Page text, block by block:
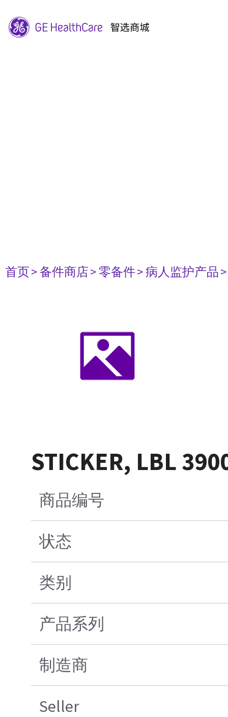
首页> 备件商店> 零备件> 病人监护产品
STICKER, LBL
商品编号
状态
类别
产品系列
制造商
Seller